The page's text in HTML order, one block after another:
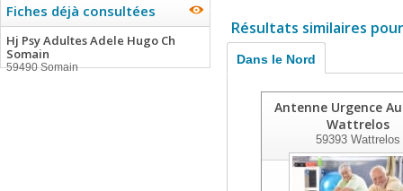
Fiches déjà consultées
Hj Psy Adultes Adele Hugo Ch
Somain
59490 Somain
Résultats similaires
Dans le Nord
Antenne Urgence Au
Wattrelos
59393Wattrelos